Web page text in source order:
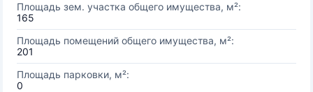
Площадь зем. участка общего имущества, м²:
165
Площадь помещений общего имущества, м²:
201
Площадь парковки, м²:
0